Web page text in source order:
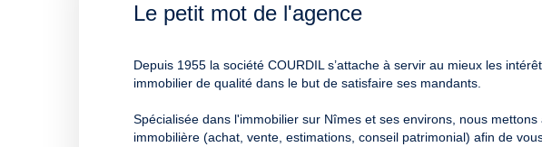
Le petit mot de l'agence
Depuis 1955 la société COURDIL s’attache à servir au mieux les
immobilier de qualité dans le but de satisfaire ses mandants.
Spécialisée dans l'immobilier sur Nîmes et ses environs, nous
immobilière (achat, vente, estimations, conseil patrimonial) afin de